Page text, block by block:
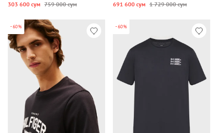
303 600 сум 759 000 сум 691 600 сум 1 729 000 сум
-60% -60%